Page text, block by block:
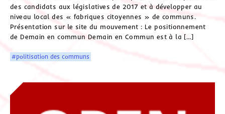
des candidats aux législatives de 2017 et à développer au
niveau local des « fabriques citoyennes » de communs.
Présentation sur le site du mouvement : Le positionnement
de Demain en commun Demain en Commun est à la […]
#politisation des communs